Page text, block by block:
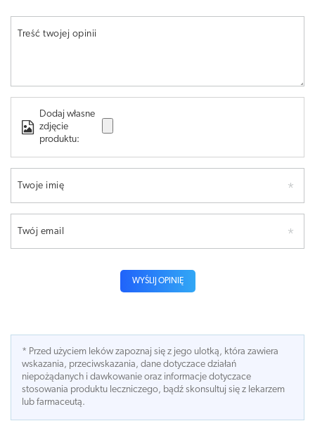
Treść twojej opinii
Dodaj własne
zdjęcie
produktu:
Twoje imię
Twój email
WYŚLIJ OPINIĘ
* Przed użyciem leków zapoznaj się z jego ulotką, która zawiera
wskazania, przeciwskazania, dane dotyczace działań
niepożądanych i dawkowanie oraz informacje dotyczace
stosowania produktu leczniczego, bądź skonsultuj się z lekarzem
lub farmaceutą.